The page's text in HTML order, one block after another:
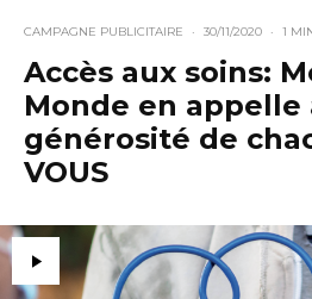
CAMPAGNE PUBLICITAIRE · 30/11/2020 · 1
Accès aux soins:
Monde en appelle
générosité de
VOUS